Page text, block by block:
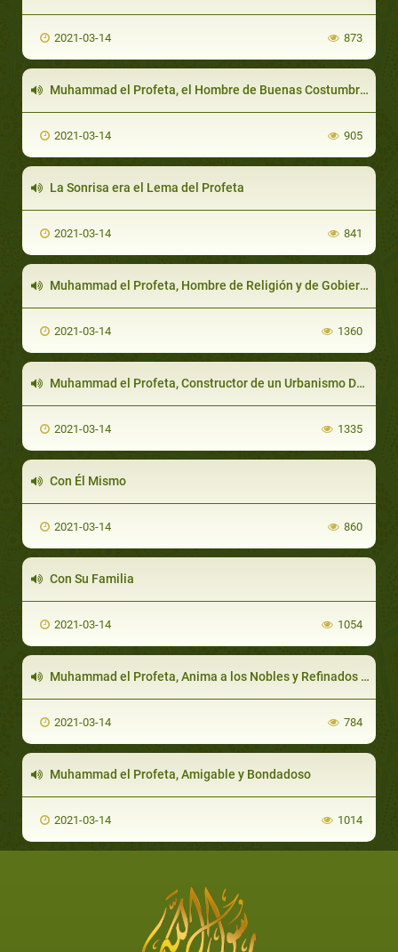
2021-03-14 873
Muhammad el Profeta, el Hombre de Buenas Costumbres
2021-03-14 905
La Sonrisa era el Lema del Profeta
2021-03-14 841
Muhammad el Profeta, Hombre de Religión y de Gobierno
2021-03-14 1360
Muhammad el Profeta, Constructor de un Urbanismo Destacado
2021-03-14 1335
Con Él Mismo
2021-03-14 860
Con Su Familia
2021-03-14 1054
Muhammad el Profeta, Anima a los Nobles y Refinados Deportes. Por Sheij Faraj Hadi
2021-03-14 784
Muhammad el Profeta, Amigable y Bondadoso
2021-03-14 1014